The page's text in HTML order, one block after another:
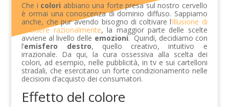
Che i colori abbiano una forte presa sul nostro cervello
è ormai una conoscenza di dominio diffuso. Sappiamo
anche, che pur avendo bisogno di coltivare l‘illusione di
decidere razionalmente, la maggior parte delle scelte
avviene al livello delle emozioni. Quindi, decidiamo con
l’emisfero destro, quello creativo, intuitivo e
irrazionale. Da qui, la cura ossessiva alla scelta dei
colori, ad esempio, nelle pubblicità, in tv e sui cartelloni
stradali, che esercitano un forte condizionamento nelle
decisioni d’acquisto dei consumatori.
Effetto del colore